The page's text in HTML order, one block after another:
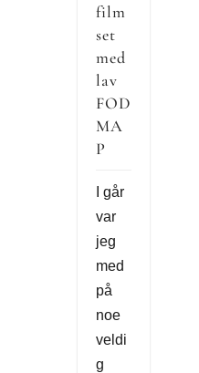
film
set
med
lav
FOD
MA
P
I går
var
jeg
med
på
noe
veldi
g